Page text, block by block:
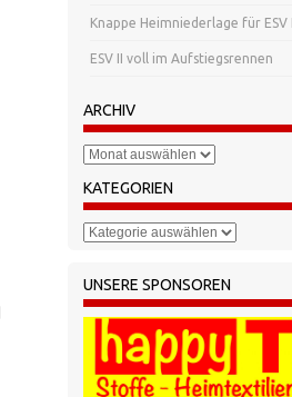
Knappe Heimniederlage für ESV II
ESV II voll im Aufstiegsrennen
ARCHIV
Archiv
KATEGORIEN
Kategorien
UNSERE SPONSOREN